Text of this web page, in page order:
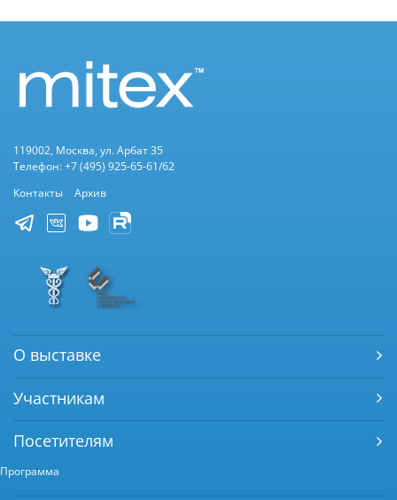
119002, Москва, ул. Арбат 35
Телефон: +7 (495) 925-65-61/62
Контакты
Архив
О выставке
Участникам
Посетителям
Программа